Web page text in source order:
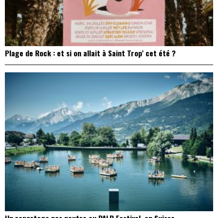
Plage de Rock : et si on allait à Saint Trop’ cet été ?